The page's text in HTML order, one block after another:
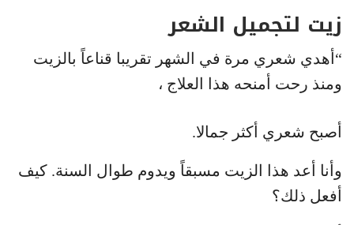
زيت لتجميل الشعر
“أهدي شعري مرة في الشهر تقريبا قناعاً بالزيت
ومنذ رحت أمنحه هذا العلاج ،
أصبح شعري أكثر جمالا.
وأنا أعد هذا الزيت مسبقاً ويدوم طوال السنة. كيف
أفعل ذلك؟